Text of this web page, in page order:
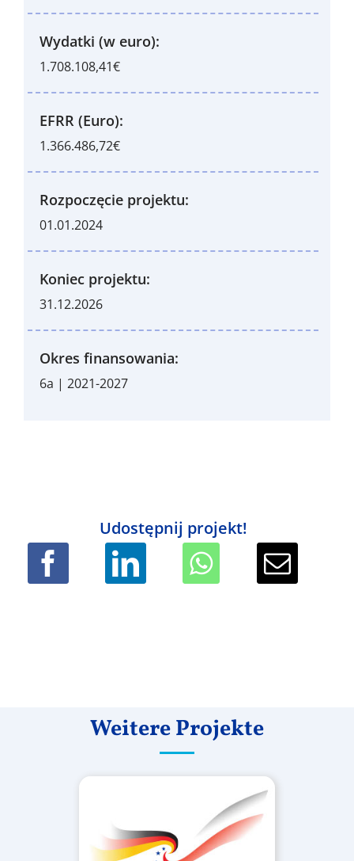
Wydatki (w euro):
1.708.108,41€
EFRR (Euro):
1.366.486,72€
Rozpoczęcie projektu:
01.01.2024
Koniec projektu:
31.12.2026
Okres finansowania:
6a | 2021-2027
Udostępnij projekt!
Weitere Projekte